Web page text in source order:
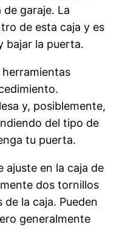
garaje. La
de esta caja y es
bajar la puerta.
y, posiblemente,
del tipo de
tu puerta.
ajuste en la caja de
dos tornillos
la caja. Pueden
generalmente